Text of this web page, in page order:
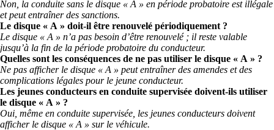
Non, la conduite sans le disque « A » en période probatoire est illégale
et peut entraîner des sanctions.
Le disque « A » doit-il être renouvelé périodiquement ?
Le disque « A » n’a pas besoin d’être renouvelé ; il reste valable
jusqu’à la fin de la période probatoire du conducteur.
Quelles sont les conséquences de ne pas utiliser le disque « A » ?
Ne pas afficher le disque « A » peut entraîner des amendes et des
complications légales pour le jeune conducteur.
Les jeunes conducteurs en conduite supervisée doivent-ils utiliser
le disque « A » ?
Oui, même en conduite supervisée, les jeunes conducteurs doivent
afficher le disque « A » sur le véhicule.